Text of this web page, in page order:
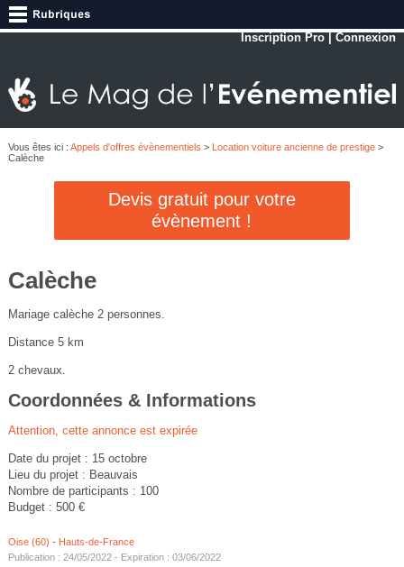
Inscription Pro |Connexion
Vous êtes ici : Appels d'offres évènementiels > Location voiture ancienne de prestige>
Calèche
Devis gratuit pour votre
évènement !
Calèche
Mariage calèche 2 personnes.
Distance 5 km
2 chevaux.
Coordonnées & Informations
Attention, cette annonce est expirée
Date du projet : 15 octobre
Lieu du projet : Beauvais
Nombre de participants : 100
Budget : 500 €
Oise (60) - Hauts-de-France
Publication : 24/05/2022 - Expiration : 03/06/2022